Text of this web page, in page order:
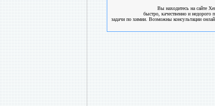
Вы находитесь на сайте
быстро, качественно и недорого
задачи по химии. Возможны консультации